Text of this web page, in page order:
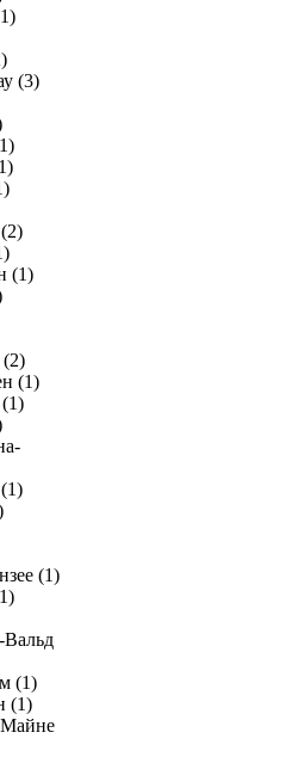
(3)
(1)
(2)
(1)
(1)
Вальд
(1)
(1)